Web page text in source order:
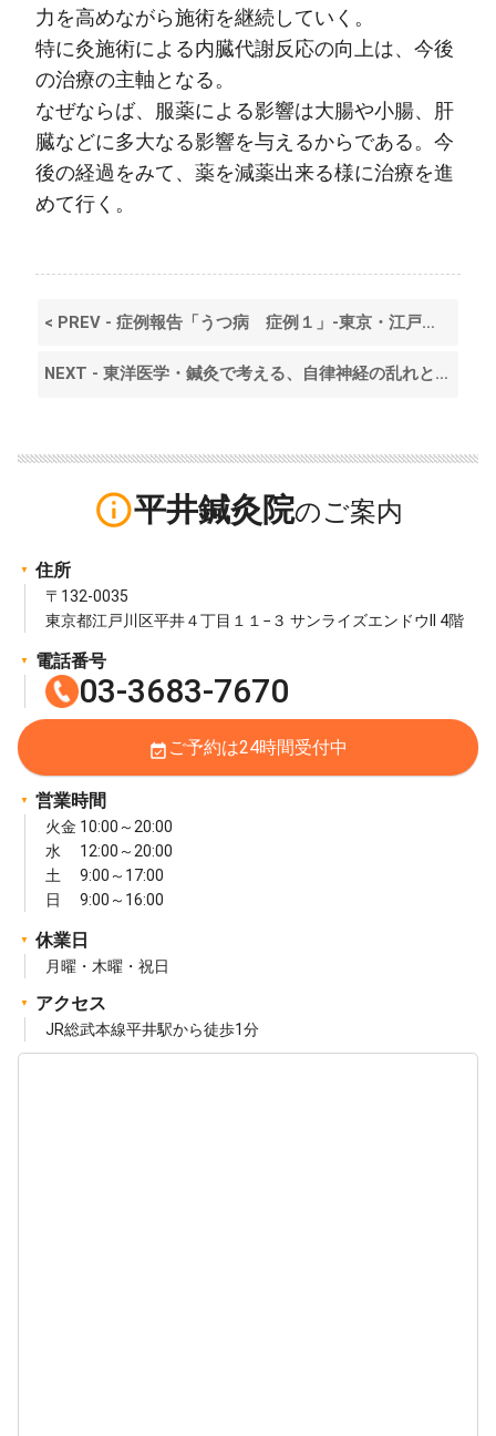
力を高めながら施術を継続していく。
特に灸施術による内臓代謝反応の向上は、今後
の治療の主軸となる。
なぜならば、服薬による影響は大腸や小腸、肝
臓などに多大なる影響を与えるからである。今
後の経過をみて、薬を減薬出来る様に治療を進
めて行く。
< PREV - 症例報告「うつ病 症例１」‐東京・江戸川区・平井‐
NEXT - 東洋医学・鍼灸で考える、自律神経の乱れと息苦しさ（うつ・息苦しさ・倦怠感）ー東京・江戸川区・平井ー >
info_outline平井鍼灸院
住所
〒132-0035
東京都江戸川区平井４丁目１１−３ サンライズエンドウII 4階
電話番号
03-3683-7670
event_available ご予約は24時間受付中
営業時間
火金 10:00～20:00
水 12:00～20:00
土 9:00～17:00
日 9:00～16:00
休業日
月曜・木曜・祝日
アクセス
JR総武本線平井駅から徒歩1分